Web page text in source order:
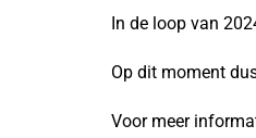
In de loop van
Op dit moment
Voor meer